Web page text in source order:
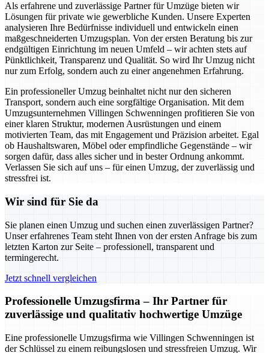
Als erfahrene und zuverlässige Partner für Umzüge bieten wir
Lösungen für private wie gewerbliche Kunden. Unsere Experten
analysieren Ihre Bedürfnisse individuell und entwickeln einen
maßgeschneiderten Umzugsplan. Von der ersten Beratung bis zur
endgültigen Einrichtung im neuen Umfeld – wir achten stets auf
Pünktlichkeit, Transparenz und Qualität. So wird Ihr Umzug nicht
nur zum Erfolg, sondern auch zu einer angenehmen Erfahrung.
Ein professioneller Umzug beinhaltet nicht nur den sicheren
Transport, sondern auch eine sorgfältige Organisation. Mit dem
Umzugsunternehmen Villingen Schwenningen profitieren Sie von
einer klaren Struktur, modernen Ausrüstungen und einem
motivierten Team, das mit Engagement und Präzision arbeitet. Egal
ob Haushaltswaren, Möbel oder empfindliche Gegenstände – wir
sorgen dafür, dass alles sicher und in bester Ordnung ankommt.
Verlassen Sie sich auf uns – für einen Umzug, der zuverlässig und
stressfrei ist.
Wir sind für Sie da
Sie planen einen Umzug und suchen einen zuverlässigen Partner?
Unser erfahrenes Team steht Ihnen von der ersten Anfrage bis zum
letzten Karton zur Seite – professionell, transparent und
termingerecht.
Jetzt schnell vergleichen
Professionelle Umzugsfirma – Ihr Partner für
zuverlässige und qualitativ hochwertige Umzüge
Eine professionelle Umzugsfirma wie Villingen Schwenningen ist
der Schlüssel zu einem reibungslosen und stressfreien Umzug. Wir